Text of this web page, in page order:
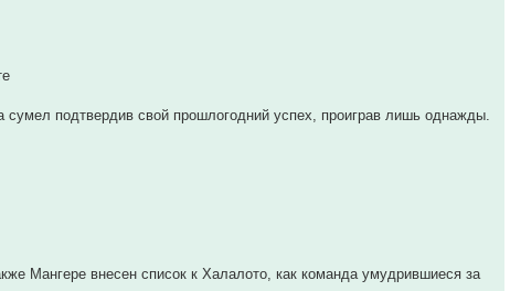
подтвердив свой прошлогодний успех, проиграв лишь однажды.
Мангере внесен список к Халалото, как команда умудрившиеся за